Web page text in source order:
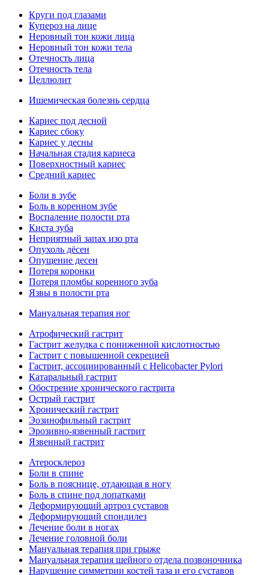
Круги под глазами
Купероз на лице
Неровный тон кожи лица
Неровный тон кожи тела
Отечность лица
Отечность тела
Целлюлит
Ишемическая болезнь сердца
Кариес под десной
Кариес сбоку
Кариес у десны
Начальная стадия кариеса
Поверхностный кариес
Средний кариес
Боли в зубе
Боль в коренном зубе
Воспаление полости рта
Киста зуба
Неприятный запах изо рта
Опухоль дёсен
Опущение десен
Потеря коронки
Потеря пломбы коренного зуба
Язвы в полости рта
Мануальная терапия ног
Атрофический гастрит
Гастрит желудка с пониженной кислотностью
Гастрит с повышенной секрецией
Гастрит, ассоциированный с Helicobacter Pylori
Катаральный гастрит
Обострение хронического гастрита
Острый гастрит
Хронический гастрит
Эозинофильный гастрит
Эрозивно-язвенный гастрит
Язвенный гастрит
Атеросклероз
Боли в спине
Боль в пояснице, отдающая в ногу
Боль в спине под лопатками
Деформирующий артроз суставов
Деформирующий спондилез
Лечение боли в ногах
Лечение головной боли
Мануальная терапия при грыже
Мануальная терапия шейного отдела позвоночника
Нарушение симметрии костей таза и его суставов